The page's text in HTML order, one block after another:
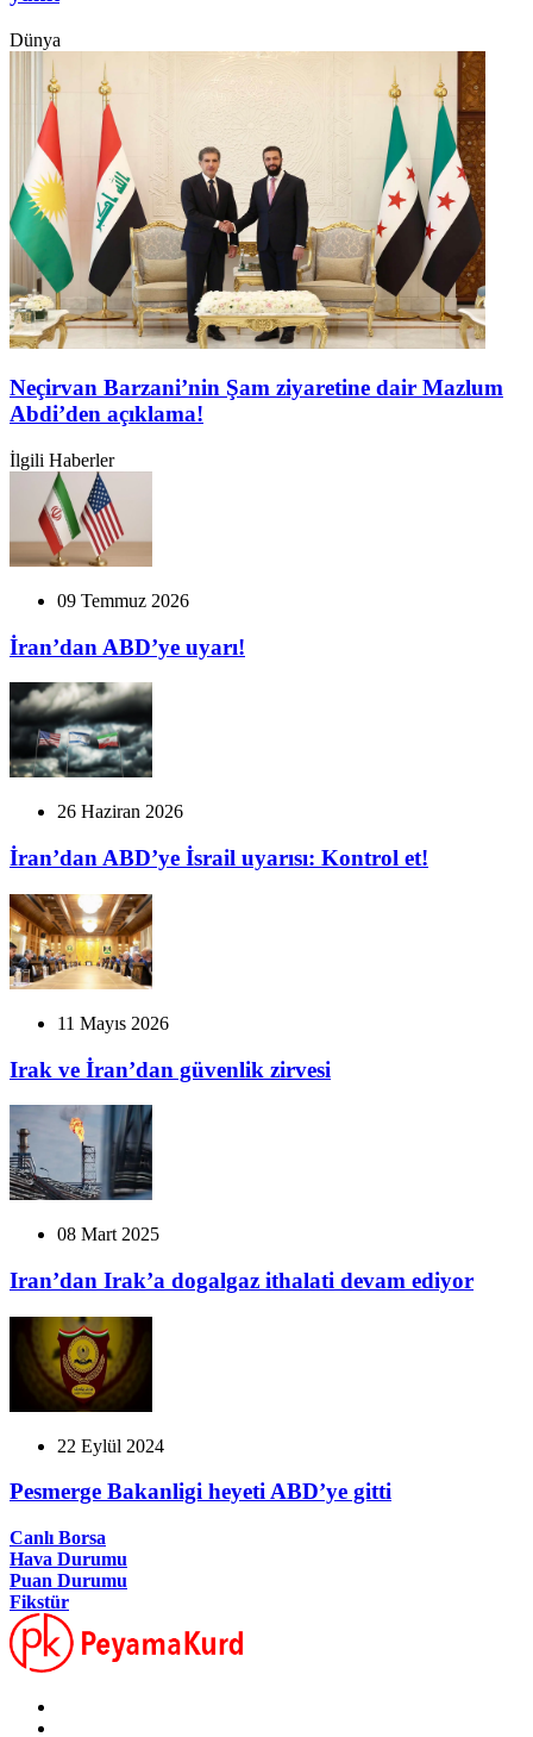
Dünya
Neçirvan Barzani’nin Şam ziyaretine dair Mazlum
Abdi’den açıklama!
İlgili Haberler
09 Temmuz 2026
İran’dan ABD’ye uyarı!
26 Haziran 2026
İran’dan ABD’ye İsrail uyarısı: Kontrol et!
11 Mayıs 2026
Irak ve İran’dan güvenlik zirvesi
08 Mart 2025
Iran’dan Irak’a dogalgaz ithalati devam ediyor
22 Eylül 2024
Pesmerge Bakanligi heyeti ABD’ye gitti
Canlı Borsa
Hava Durumu
Puan Durumu
Fikstür